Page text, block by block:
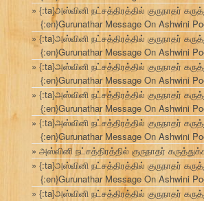
{:ta}அஸ்வினி நட்சத்திரத்தில் குருநாதர்
{:en}Gurunathar Message On Ashwini
{:ta}அஸ்வினி நட்சத்திரத்தில் குருநாதர்
{:en}Gurunathar Message On Ashwini
{:ta}அஸ்வினி நட்சத்திரத்தில் குருநாதர்
{:en}Gurunathar Message On Ashwini
{:ta}அஸ்வினி நட்சத்திரத்தில் குருநாதர்
{:en}Gurunathar Message On Ashwini
{:ta}அஸ்வினி நட்சத்திரத்தில் குருநாதர்
{:en}Gurunathar Message On Ashwini
அஸ்வினி நட்சத்திரத்தில் குருநாதர்
{:ta}அஸ்வினி நட்சத்திரத்தில் குருநாதர்
{:en}Gurunathar Message On Ashwini
{:ta}அஸ்வினி நட்சத்திரத்தில் குருநாதர்